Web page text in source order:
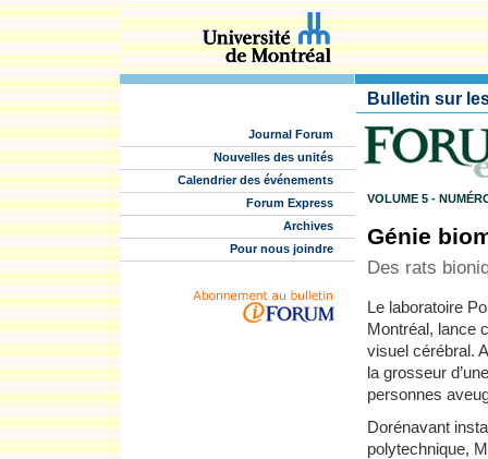
Journal Forum
Nouvelles des unités
Calendrier des événements
Forum Express
Archives
Pour nous joindre
Bulletin sur
VOLUME 5 -
Génie
Des rats
Le laboratoire
Montréal, lance
visuel cérébral.
la grosseur
personnes
Dorénavant
polytechnique,